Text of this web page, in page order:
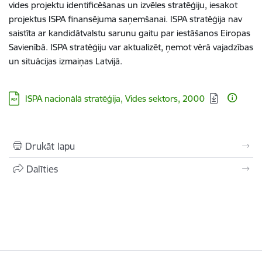
vides projektu identificēšanas un izvēles stratēģiju, iesakot
projektus ISPA finansējuma saņemšanai. ISPA stratēģija nav
saistīta ar kandidātvalstu sarunu gaitu par iestāšanos Eiropas
Savienībā. ISPA stratēģiju var aktualizēt, ņemot vērā vajadzības
un situācijas izmaiņas Latvijā.
Lejupielādēt:
ISPA nacionālā stratēģija, Vides sektors, 2000
Drukāt lapu
Dalīties